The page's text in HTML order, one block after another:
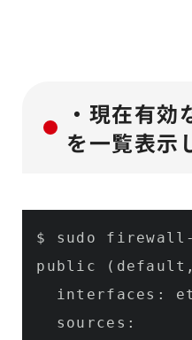
・現在有効
を一覧表示
$ sudo firewall-
public
interfaces:
  sources: